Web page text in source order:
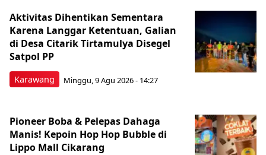
Karawang
Aktivitas Dihentikan Sementara
Karena Langgar Ketentuan, Galian
di Desa Citarik Tirtamulya Disegel
Satpol PP
Minggu, 9 Agu 2026 - 14:27
Pioneer Boba & Pelepas Dahaga
Manis! Kepoin Hop Hop Bubble di
Lippo Mall Cikarang